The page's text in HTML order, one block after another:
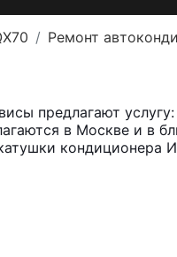
Ремонт
предлагают
в Москве и в
кондиционера